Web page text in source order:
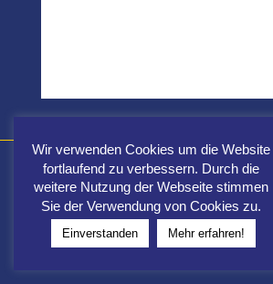
Carnevalsgemeinschaft Fidele Elf
Impressum|Datenschutz|
Wir verwenden Cookies um die Website
fortlaufend zu verbessern. Durch die
weitere Nutzung der Webseite stimmen
Sie der Verwendung von Cookies zu.
Einverstanden Mehr erfahren!